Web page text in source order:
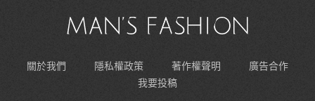
關於我們 隱私權政策 著作權聲明
廣告合作
我要投稿